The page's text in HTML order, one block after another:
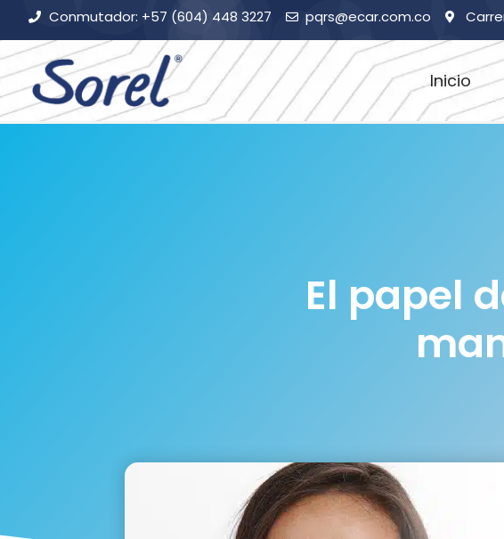
Conmutador: +57 (604) 448 3227 pqrs@ecar.com.co
Inicio
El papel